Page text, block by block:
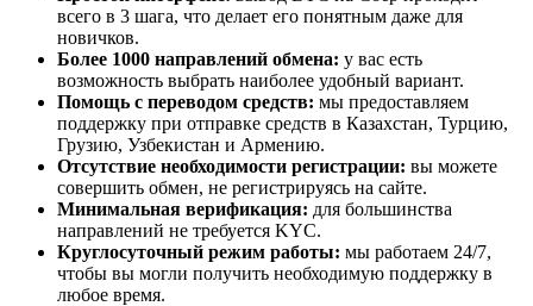
всего в 3 шага, что делает его понятным даже для
новичков.
Более 1000 направлений обмена: у вас есть
возможность выбрать наиболее удобный вариант.
Помощь с переводом средств: мы предоставляем
поддержку при отправке средств в Казахстан, Турцию,
Грузию, Узбекистан и Армению.
Отсутствие необходимости регистрации: вы можете
совершить обмен, не регистрируясь на сайте.
Минимальная верификация: для большинства
направлений не требуется KYC.
Круглосуточный режим работы: мы работаем 24/7,
чтобы вы могли получить необходимую поддержку в
любое время.